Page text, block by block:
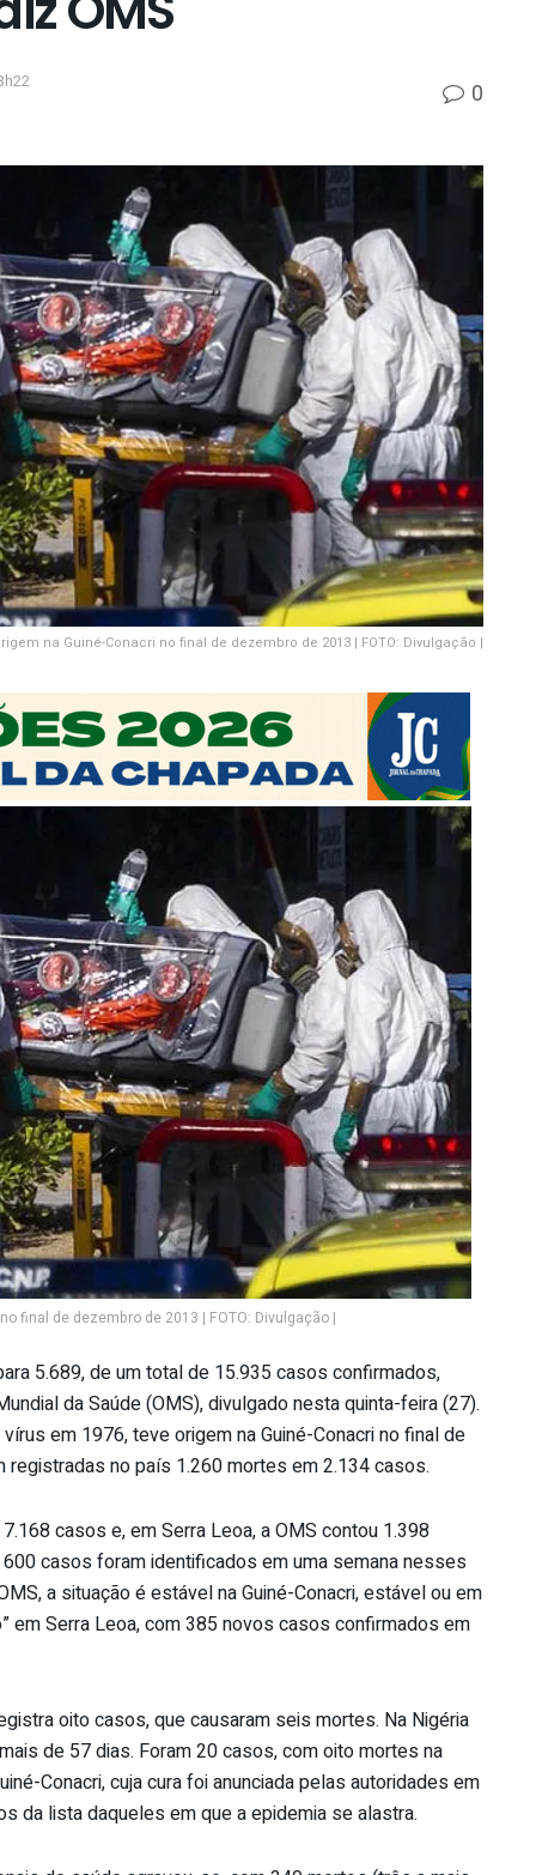
0
na Guiné-Conacri no final de dezembro de 2013 | FOTO: Divulgação |
final de dezembro de 2013 | FOTO: Divulgação |
5.689, de um total de 15.935 casos confirmados,
da Saúde (OMS), divulgado nesta quinta-feira (27).
em 1976, teve origem na Guiné-Conacri no final de
no país 1.260 mortes em 2.134 casos.
casos e, em Serra Leoa, a OMS contou 1.398
casos foram identificados em uma semana nesses
a situação é estável na Guiné-Conacri, estável ou em
em Serra Leoa, com 385 novos casos confirmados em
oito casos, que causaram seis mortes. Na Nigéria
de 57 dias. Foram 20 casos, com oito mortes na
Conacri, cuja cura foi anunciada pelas autoridades em
da lista daqueles em que a epidemia se alastra.